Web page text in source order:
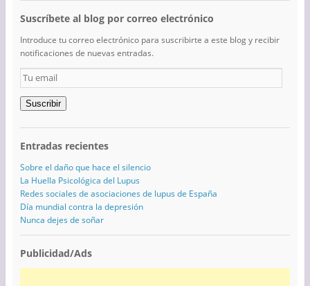
Suscríbete al blog por correo electrónico
Introduce tu correo electrónico para suscribirte a este blog y recibir
notificaciones de nuevas entradas.
Tu
email
Suscribir
Entradas recientes
Sobre el daño que hace el silencio
La Huella Psicológica del Lupus
Redes sociales de asociaciones de lupus de España
Día mundial contra la depresión
Nunca dejes de soñar
Publicidad/Ads